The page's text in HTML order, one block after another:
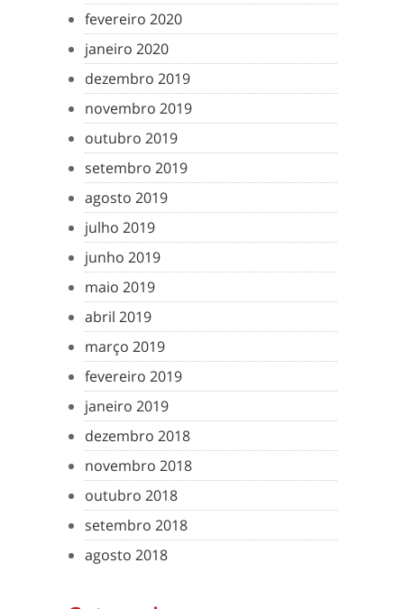
fevereiro 2020
janeiro 2020
dezembro 2019
novembro 2019
outubro 2019
setembro 2019
agosto 2019
julho 2019
junho 2019
maio 2019
abril 2019
março 2019
fevereiro 2019
janeiro 2019
dezembro 2018
novembro 2018
outubro 2018
setembro 2018
agosto 2018